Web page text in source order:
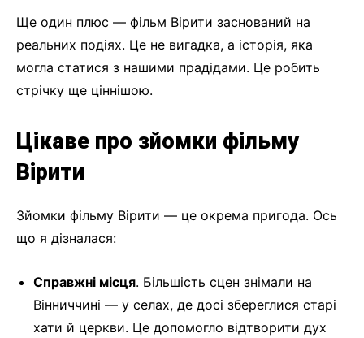
Ще один плюс — фільм Вірити заснований на
реальних подіях. Це не вигадка, а історія, яка
могла статися з нашими прадідами. Це робить
стрічку ще ціннішою.
Цікаве про зйомки фільму
Вірити
Зйомки фільму Вірити — це окрема пригода. Ось
що я дізналася:
Справжні місця. Більшість сцен знімали на
Вінниччині — у селах, де досі збереглися старі
хати й церкви. Це допомогло відтворити дух